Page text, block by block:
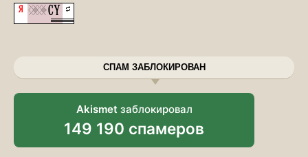
СПАМ ЗАБЛОКИРОВАН
Akismet заблокировал
149 190 спамеров